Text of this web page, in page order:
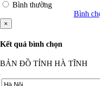
Bình thường
Bình
×
Kết quả bình chọn
BẢN ĐỒ TỈNH HÀ TĨNH